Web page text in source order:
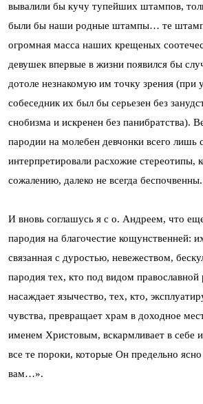
вывалили бы кучу тупейших штампов,
были бы наши родные штампы… те
огромная масса наших крещеных
девушек впервые в жизни появился бы
дотоле незнакомую им точку зрения (при
собеседник их был бы серьезен без
снобизма и искренен без панибратства).
пародии на молебен девчонки всего лишь
интерпретировали расхожие стереотипы,
сожалению, далеко не всегда беспочвенны.
И вновь соглашусь я с о. Андреем, что
пародия на благочестие кощунственней:
связанная с дуростью, невежеством,
пародия тех, кто под видом православной
насаждает язычество, тех, кто,
чувства, превращает храм в доходное
именем Христовым, вскармливает в себе
все те пороки, которые Он предельно
вам…».